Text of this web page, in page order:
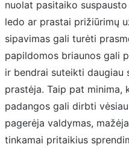
nuolat pasitaiko
ledo ar prastai prižiūrimų
sipavimas gali turėti
papildomos briaunos gali
ir bendrai suteikti daugiau
prastėja. Taip pat minima,
padangos gali dirbti
pagerėja valdymas,
tinkamai pritaikius